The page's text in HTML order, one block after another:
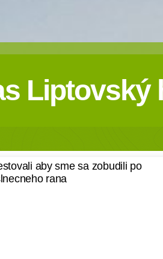
Liptovský
aby sme sa zobudili po
rana